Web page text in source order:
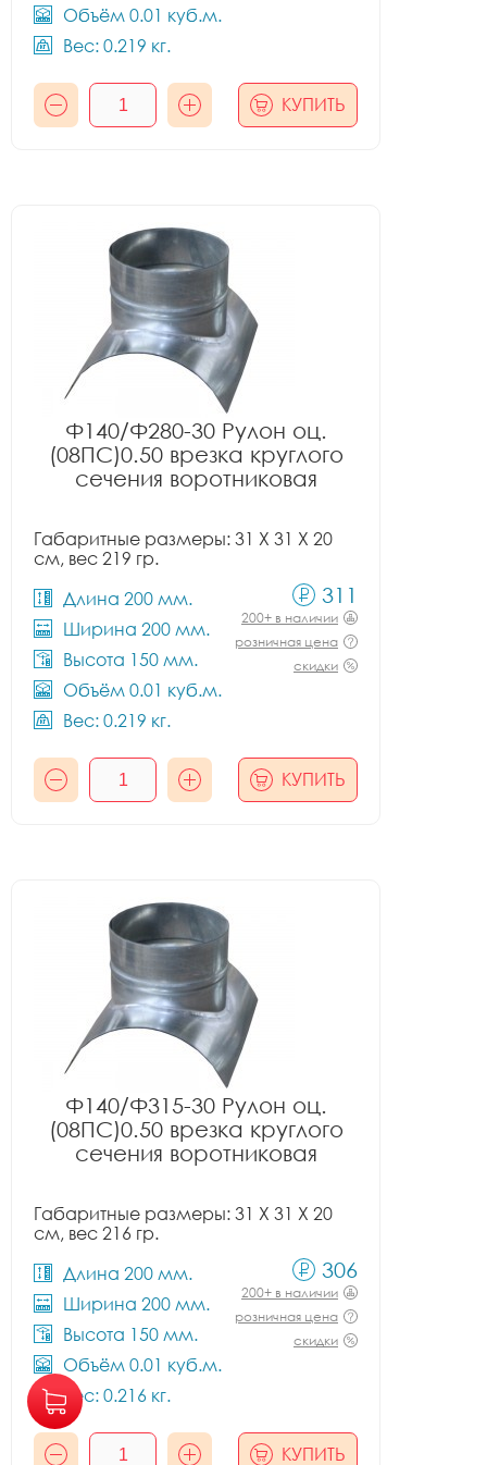
Объём 0.01 куб.м.
Вес: 0.219 кг.
КУПИТЬ
Ф140/Ф280-30 Рулон оц.
(08ПС)0.50 врезка круглого
сечения воротниковая
Габаритные размеры: 31 X 31 X 20
см, вес 219 гр.
Длина 200 мм.
Ширина 200 мм.
Высота 150 мм.
Объём 0.01 куб.м.
Вес: 0.219 кг.
311
200+ в наличии
розничная цена
скидки
КУПИТЬ
Ф140/Ф315-30 Рулон оц.
(08ПС)0.50 врезка круглого
сечения воротниковая
Габаритные размеры: 31 X 31 X 20
см, вес 216 гр.
Длина 200 мм.
Ширина 200 мм.
Высота 150 мм.
Объём 0.01 куб.м.
Вес: 0.216 кг.
306
200+ в наличии
розничная цена
скидки
КУПИТЬ